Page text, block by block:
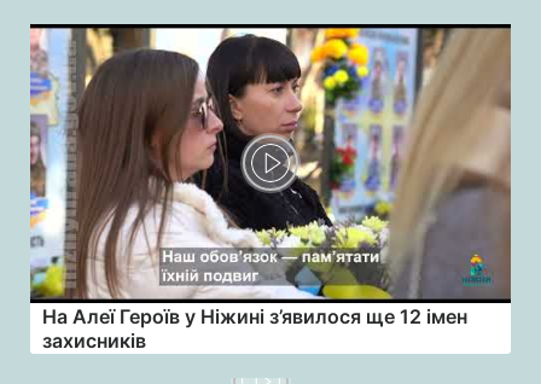
На Алеї Героїв у Ніжині з’явилося ще 12 імен
захисників